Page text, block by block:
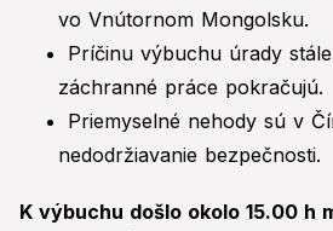
vo Vnútornom Mongolsku.
Príčinu výbuchu úrady
záchranné práce pokračujú.
Priemyselné nehody sú v
nedodržiavanie bezpečnosti.
K výbuchu došlo okolo 15.00 h